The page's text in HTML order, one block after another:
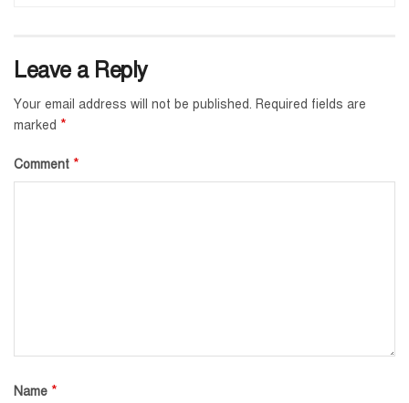
Leave a Reply
Your email address will not be published. Required fields are
marked *
Comment *
Name *